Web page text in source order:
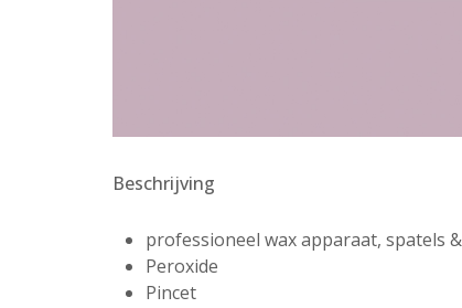
Beschrijving
professioneel wax apparaat, spatels
Peroxide
Pincet